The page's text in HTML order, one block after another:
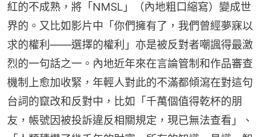
紅的不成熟，將「NMSL」（內地粗口縮寫）變成世
界的。又比如影片中「你們擁有了，我們曾經夢寐以
求的權利——選擇的權利」亦是被反對者嘲諷得最激
烈的一句話之一。內地近年來在言論管制和作品審查
機制上愈加收緊，年輕人對此的不滿都傾瀉在對這句
台詞的竄改和反對中，比如「千萬個值得乾杯的朋
友，帳號因被投訴違反相關規定，現已無法查看」、